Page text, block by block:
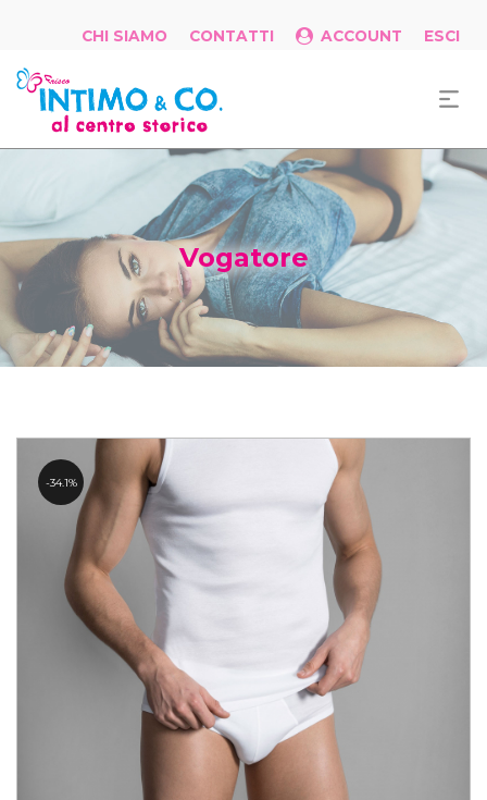
CHI SIAMO CONTATTI ACCOUNT ESCI
Vogatore
34.1%